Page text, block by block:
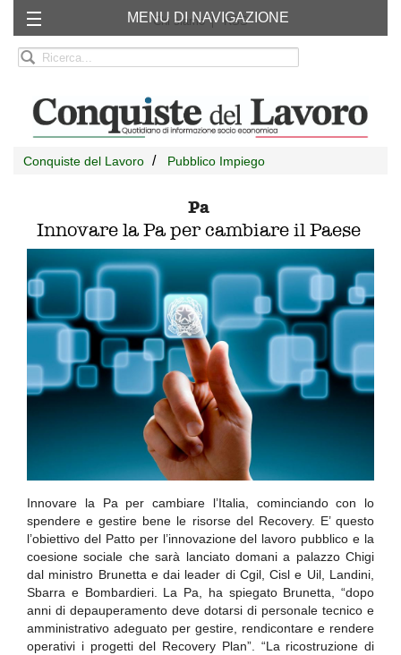
Chi siamo RSS
MENU DI NAVIGAZIONE
Conquiste del Lavoro Pubblico Impiego
Pa
Innovare la Pa per cambiare il Paese
Innovare la Pa per cambiare l’Italia, cominciando con lo
spendere e gestire bene le risorse del Recovery. E’ questo
l’obiettivo del Patto per l’innovazione del lavoro pubblico e la
coesione sociale che sarà lanciato domani a palazzo Chigi
dal ministro Brunetta e dai leader di Cgil, Cisl e Uil, Landini,
Sbarra e Bombardieri. La Pa, ha spiegato Brunetta, “dopo
anni di depauperamento deve dotarsi di personale tecnico e
amministrativo adeguato per gestire, rendicontare e rendere
operativi i progetti del Recovery Plan”. “La ricostruzione di